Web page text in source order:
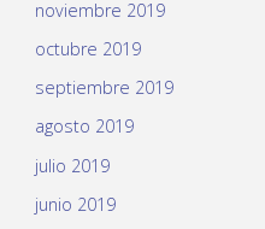
noviembre 2019
octubre 2019
septiembre 2019
agosto 2019
julio 2019
junio 2019